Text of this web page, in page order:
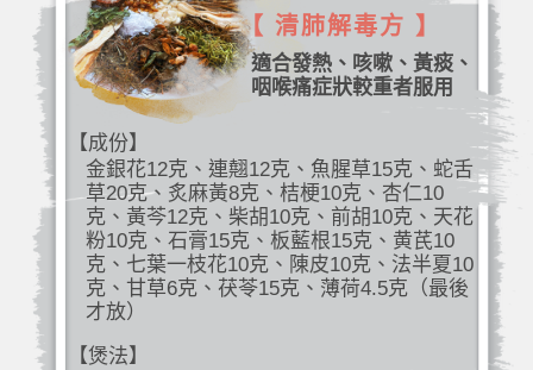
【 清肺解毒方 】
適合發熱、咳嗽、黃痰、
咽喉痛症狀較重者服用
【成份】
金銀花12克、連翹12克、魚腥草15克、蛇舌
草20克、炙麻黃8克、桔梗10克、杏仁10
克、黃芩12克、柴胡10克、前胡10克、天花
粉10克、石膏15克、板藍根15克、黄芪10
克、七葉一枝花10克、陳皮10克、法半夏10
克、甘草6克、茯苓15克、薄荷4.5克（最後
才放）
【煲法】